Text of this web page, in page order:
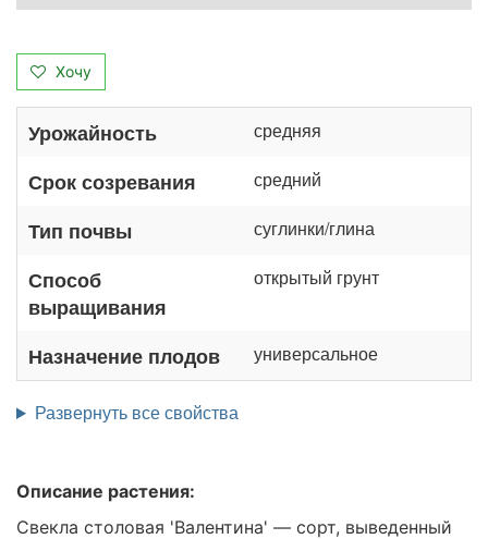
Хочу
Урожайность средняя
Срок созревания средний
Тип почвы суглинки/глина
Способ
выращивания
открытый грунт
Назначение плодов универсальное
Развернуть все свойства
Описание растения:
Свекла столовая 'Валентина' — сорт, выведенный